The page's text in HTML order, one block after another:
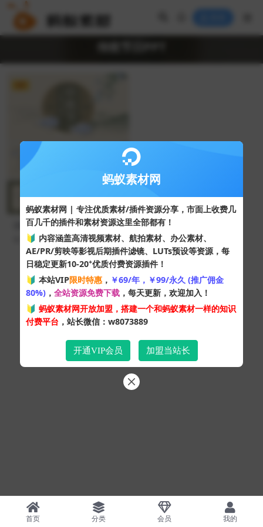
淡雅中国风中国传统节日中秋
节PPT模板
39 10
Copyright © 2024蚂蚁素材网- 版权所有 All rights reserved.
粤ICP备19095528号
XML网站地图HTML网站地图 百度地图
SQL：43
Pages：0.35583s
首页 分类 会员 我的
蚂蚁素材网
蚂蚁素材网 | 专注优质素材/插件资源分享，市面上收费几
百几千的插件和素材资源这里全部都有！
🔰 内容涵盖高清视频素材、航拍素材、办公素材、
AE/PR/剪映等影视后期插件滤镜、LUTs预设等资源，每
日稳定更新10-20+优质付费资源插件！
🔰 本站VIP限时特惠 ， ￥69/年，￥99/永久 (推广佣金
80%) ， 全站资源免费下载 ，每天更新，欢迎加入！
🔰 蚂蚁素材网开放加盟，搭建一个和蚂蚁素材一样的知识
付费平台 ，站长微信：w8073889
开通VIP会员 加盟当站长